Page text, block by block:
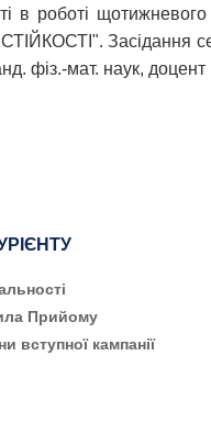
в роботі
Засідання
фіз.-мат. наук,
Прийому
вступної кампанії